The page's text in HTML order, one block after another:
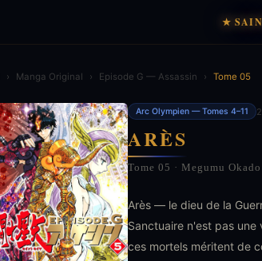
★
› Manga Original › Episode G — Assassin › Tome 05
Arc Olympien — Tomes 4–11
ARÈS
Tome 05 · Megumu Okado
Arès — le dieu de la
Sanctuaire n'est pas
ces mortels méritent de